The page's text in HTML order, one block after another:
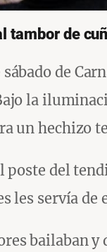
tambor de
sábado de
la
un hechizo
poste del
les servía de
bailaban